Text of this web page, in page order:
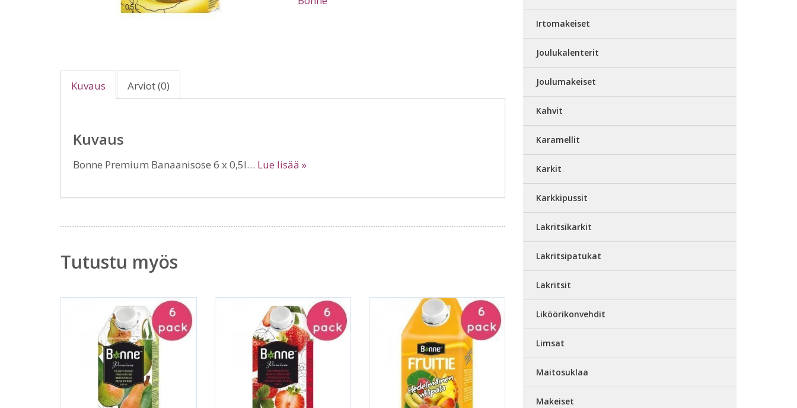
Kuvaus Arviot (0)
Kuvaus
Bonne Premium Banaanisose 6 x 0,5l… Lue lisää »
Tutustu myös
Irtomakeiset
Joulukalenterit
Joulumakeiset
Kahvit
Karamellit
Karkit
Karkkipussit
Lakritsikarkit
Lakritsipatukat
Lakritsit
Liköörikonvehdit
Limsat
Maitosuklaa
Makeiset